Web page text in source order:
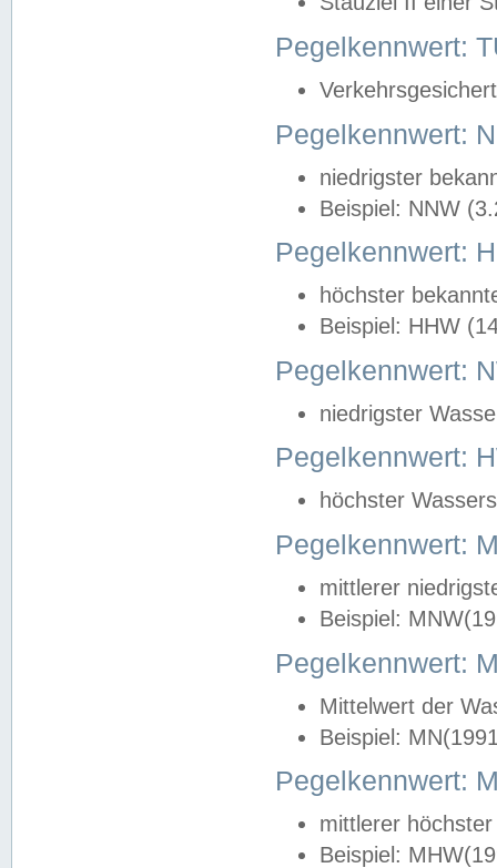
Pegelkennwert:
Pegelkennwert:
niedrigster
Beispiel: NNW
Pegelkennwert:
höchster
Beispiel: HHW
Pegelkennwert:
niedrigster
Pegelkennwert:
höchster
Pegelkennwert:
mittlerer
Beispiel:
Pegelkennwert:
Mittelwert der
Beispiel:
Pegelkennwert:
mittlerer
Beispiel: